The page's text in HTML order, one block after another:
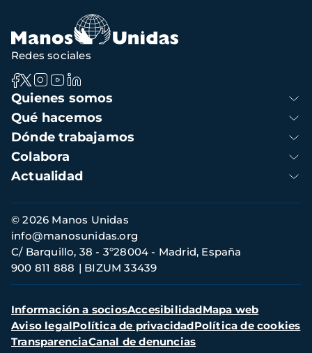
Navegación
principal
Quienes somos
Qué hacemos
Dónde trabajamos
Colabora
Actualidad
Redes sociales
Información
de
contacto
© 2026 Manos Unidas
C/ Barquillo, 38 - 3º28004 - Madrid, España
900 811 888
BIZUM 33439
info@manosunidas.org
Menú
secundario
Información a sociosAccesibilidadMapa web
Aviso legalPolítica de privacidadPolítica de cookies
TransparenciaCanal de denuncias